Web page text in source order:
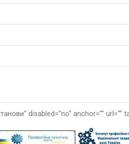
disabled="no" anchor=""